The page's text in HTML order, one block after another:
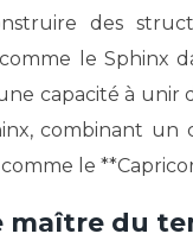
des
le Sphinx
capacité à
combinant un
le
maître du